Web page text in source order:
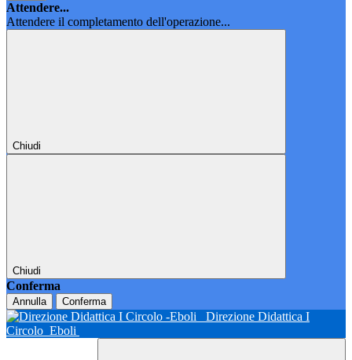
Attendere...
Attendere il completamento dell'operazione...
Chiudi
Chiudi
Conferma
Annulla Conferma
Direzione Didattica I
Circolo Eboli